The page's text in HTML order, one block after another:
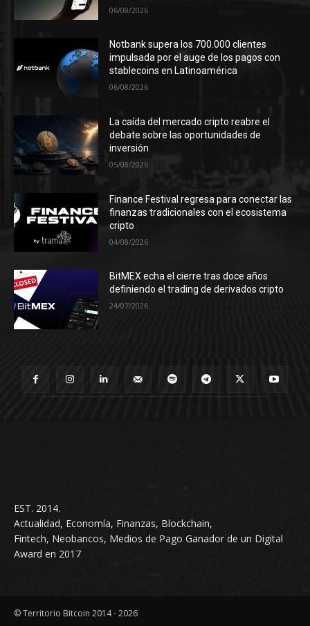
06/08/2026
Notbank supera los 700.000 clientes
impulsada por el auge de los pagos con
stablecoins en Latinoamérica
06/08/2026
La caída del mercado cripto reabre el
debate sobre las oportunidades de
inversión
05/08/2026
Finance Festival regresa para conectar las
finanzas tradicionales con el ecosistema
cripto
04/08/2026
BitMEX echa el cierre tras doce años
definiendo el trading de derivados cripto
24/07/2026
EST. 2014.
Actualidad, Economía, Finanzas, Blockchain,
Fintech, Neobancos, Medios de Pago Ganador de un Digital
Award en 2017
© Territorio Bitcoin 2014 - 2026